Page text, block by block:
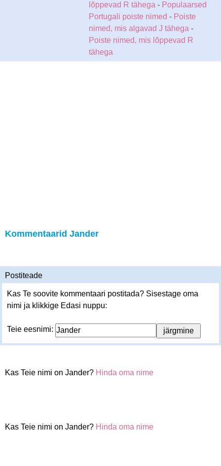
lõppevad R tähega - Populaarsed
Portugali poiste nimed - Poiste
nimed, mis algavad J tähega -
Poiste nimed, mis lõppevad R
tähega
Kommentaarid Jander
Postiteade
Kas Te soovite kommentaari postitada? Sisestage oma
nimi ja klikkige Edasi nuppu:
Teie eesnimi:
Kas Teie nimi on Jander? Hinda oma nime
Kas Teie nimi on Jander? Hinda oma nime